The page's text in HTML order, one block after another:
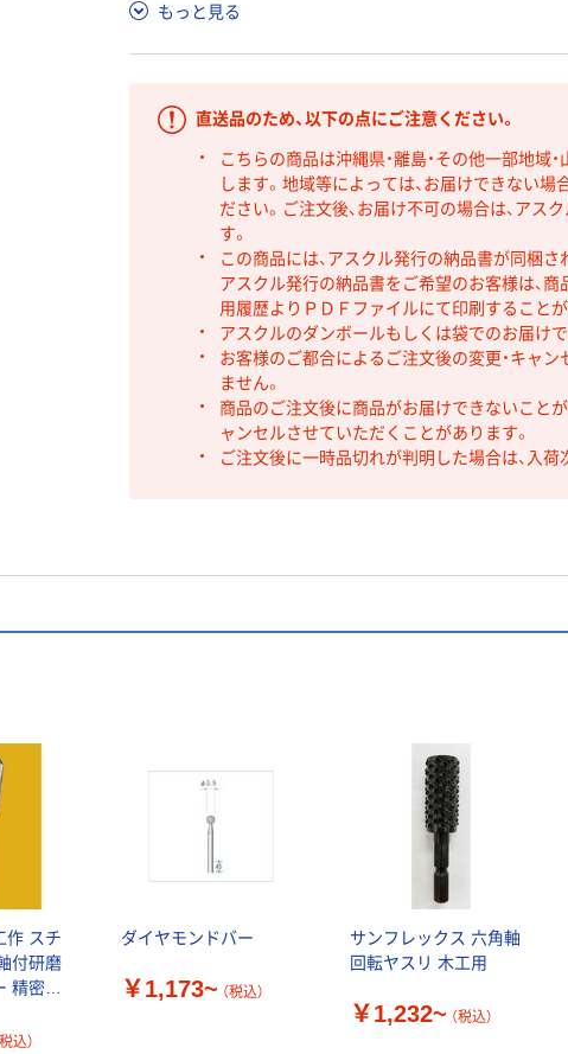
もっと見る
直送品のため、以下の点にご注意ください。
こちらの商品は沖縄県・離島・その他一部地域
します。地域等によっては、お届けできない場
ださい。ご注文後、お届け不可の場合は、アス
す。
この商品には、アスクル発行の納品書が同梱さ
アスクル発行の納品書をご希望のお客様は、商
用履歴よりＰＤＦファイルにて印刷することが
アスクルのダンボールもしくは袋でのお届けで
お客様のご都合によるご注文後の変更・キャン
ません。
商品のご注文後に商品がお届けできないこと
ャンセルさせていただくことがあります。
ご注文後に一時品切れが判明した場合は、入荷
作 スチ
付研磨
精密加
税込）
ダイヤモンドバー
￥1,173~ （税込）
サンフレックス 六角軸
回転ヤスリ 木工用
￥1,232~ （税込）